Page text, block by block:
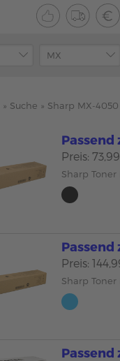
» Suche » Sharp MX-4050
Passend
Preis:
Sharp Toner
Passend
Preis:
Sharp Toner
Passend